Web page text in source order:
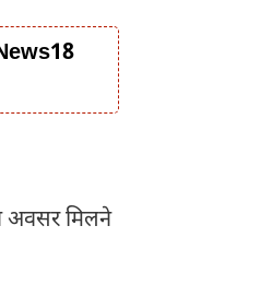
अवसर मिलने